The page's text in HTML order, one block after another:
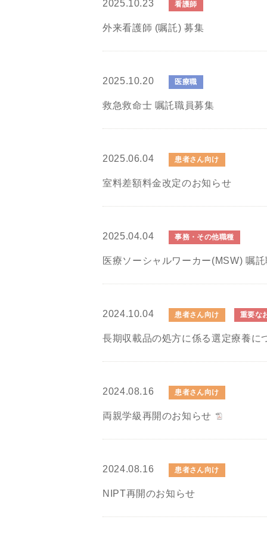
2025.10.23 看護師
外来看護師 (嘱託) 募集
2025.10.20 医療職
救急救命士 嘱託職員募集
2025.06.04 患者さん向け
室料差額料金改定のお知らせ
2025.04.04 事務・その他職種
医療ソーシャルワーカー(MSW) 嘱
2024.10.04 患者さん向け 重要な
長期収載品の処方に係る選定療養に
2024.08.16 患者さん向け
両親学級再開のお知らせ
2024.08.16 患者さん向け
NIPT再開のお知らせ